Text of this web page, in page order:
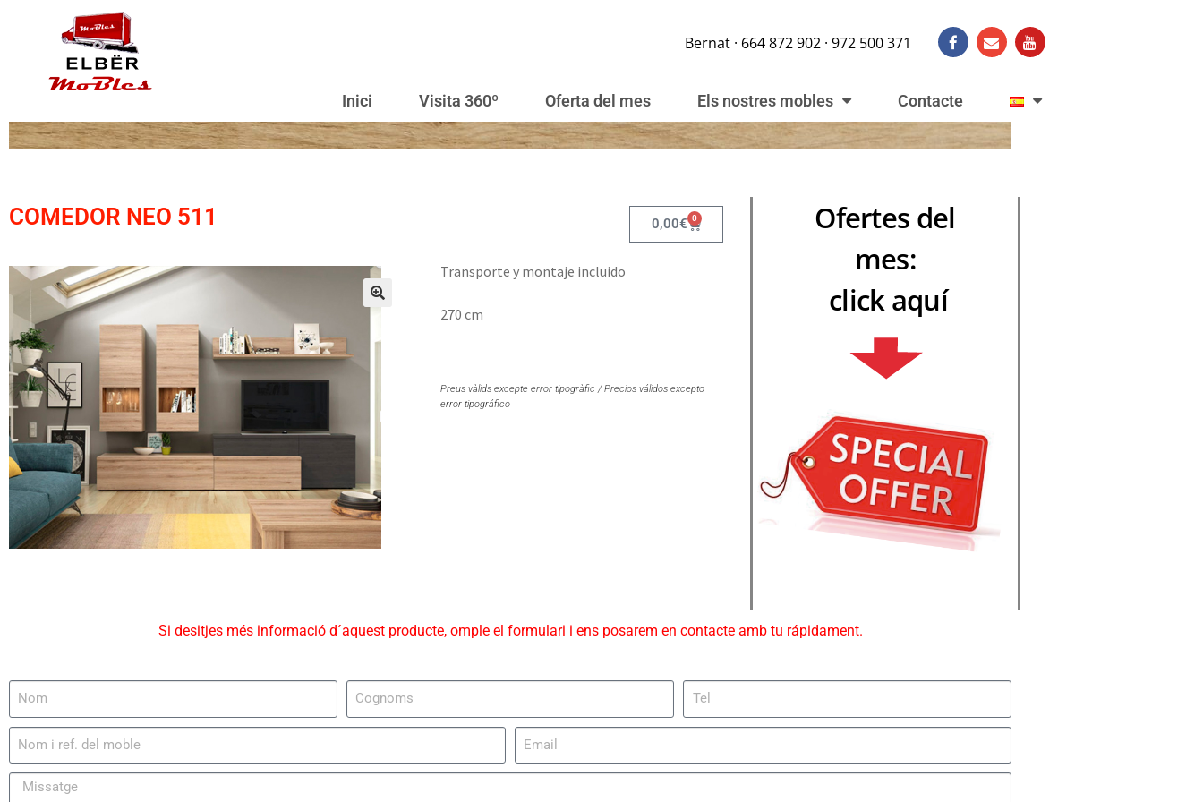
Bernat · 664 872 902 · 972 500 371
Inici Visita 360º Oferta del mes Els nostres mobles Contacte
COMEDOR NEO 511 0,00€ 0
Transporte y montaje incluido
270 cm
Preus vàlids excepte error tipogràfic / Precios válidos excepto
error tipográfico
Ofertes del
mes:
click aquí
Si desitjes més informació d´aquest producte, omple el formulari i ens posarem en contacte amb tu rápidament.